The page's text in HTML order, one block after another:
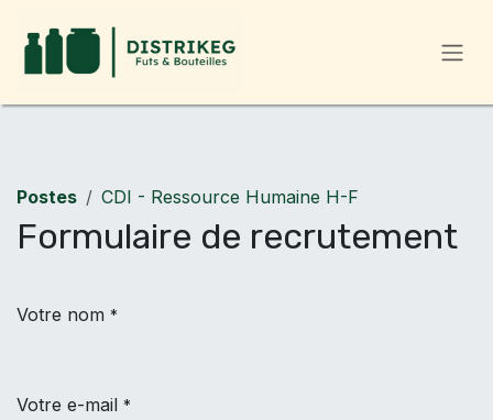
Postes CDI - Ressource Humaine H-F
Formulaire de recrutement
Votre nom *
Votre e-mail *